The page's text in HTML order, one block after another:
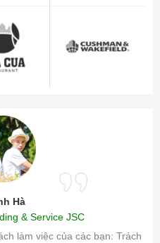
Hà
& Service JSC
làm việc của các bạn: Trách